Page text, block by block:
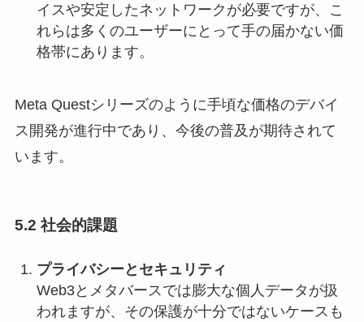
イスや安定したネットワークが必要ですが、こ
れらは多くのユーザーにとって手の届かない価
格帯にあります。
Meta Questシリーズのように手頃な価格のデバイ
ス開発が進行中であり、今後の普及が期待されて
います。
5.2 社会的課題
プライバシーとセキュリティ
Web3とメタバースでは膨大な個人データが扱
われますが、その保護が十分ではないケースも